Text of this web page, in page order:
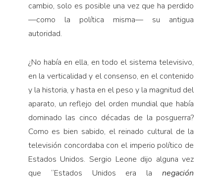
cambio, solo es posible una vez que ha perdido
—como la política misma— su antigua
autoridad.
¿No había en ella, en todo el sistema televisivo,
en la verticalidad y el consenso, en el contenido
y la historia, y hasta en el peso y la magnitud del
aparato, un reflejo del orden mundial que había
dominado las cinco décadas de la posguerra?
Como es bien sabido, el reinado cultural de la
televisión concordaba con el imperio político de
Estados Unidos. Sergio Leone dijo alguna vez
que “Estados Unidos era lanegación